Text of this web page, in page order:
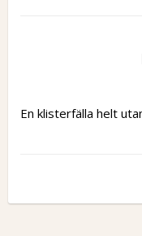
En klisterfälla helt